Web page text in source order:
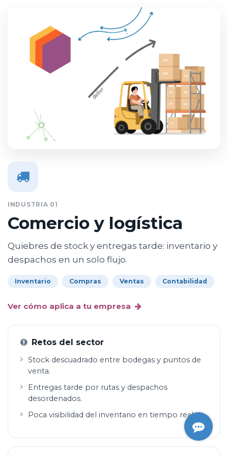
INDUSTRIA 01
Comercio y logística
Quiebres de stock y entregas tarde: inventario y
despachos en un solo flujo.
Inventario Compras Ventas Contabilidad
Ver cómo aplica a tu empresa
Retos del sector
Stock descuadrado entre bodegas y puntos de
venta.
Entregas tarde por rutas y despachos
desordenados.
Poca visibilidad del inventario en tiempo real.